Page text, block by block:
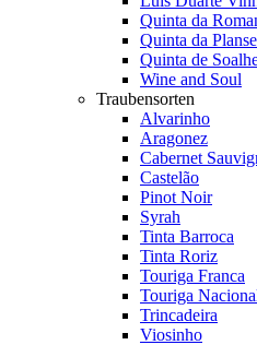
Quinta da
Quinta da
Quinta de
Wine and Soul
Traubensorten
Alvarinho
Aragonez
Cabernet
Castelão
Pinot Noir
Syrah
Tinta Barroca
Tinta Roriz
Touriga Franca
Touriga
Trincadeira
Viosinho